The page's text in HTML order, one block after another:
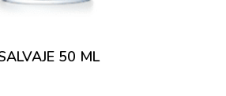
50 ML